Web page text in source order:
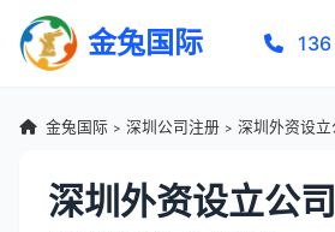
金兔国际
金兔国际 > 深圳公司注册 > 深圳外资设立
深圳外资设立公